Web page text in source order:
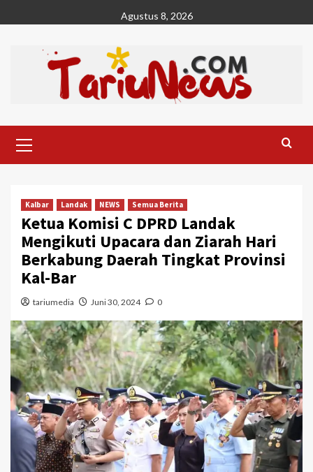
to
Agustus 8, 2026
Menu
Kalbar Landak NEWS Semua Berita
Ketua Komisi C DPRD Landak
Mengikuti Upacara dan Ziarah Hari
Berkabung Daerah Tingkat Provinsi
Kal-Bar
tariumedia Juni 30, 2024 0